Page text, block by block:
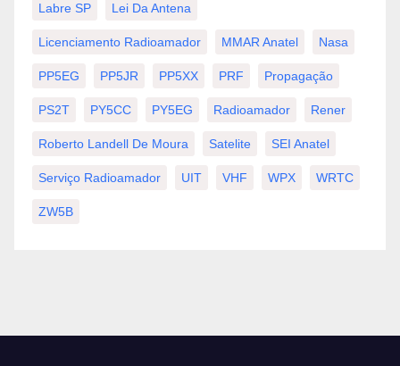
Labre SP Lei Da Antena
Licenciamento Radioamador MMAR Anatel Nasa
PP5EG PP5JR PP5XX PRF Propagação
PS2T PY5CC PY5EG Radioamador Rener
Roberto Landell De Moura Satelite SEI Anatel
Serviço Radioamador UIT VHF WPX WRTC
ZW5B